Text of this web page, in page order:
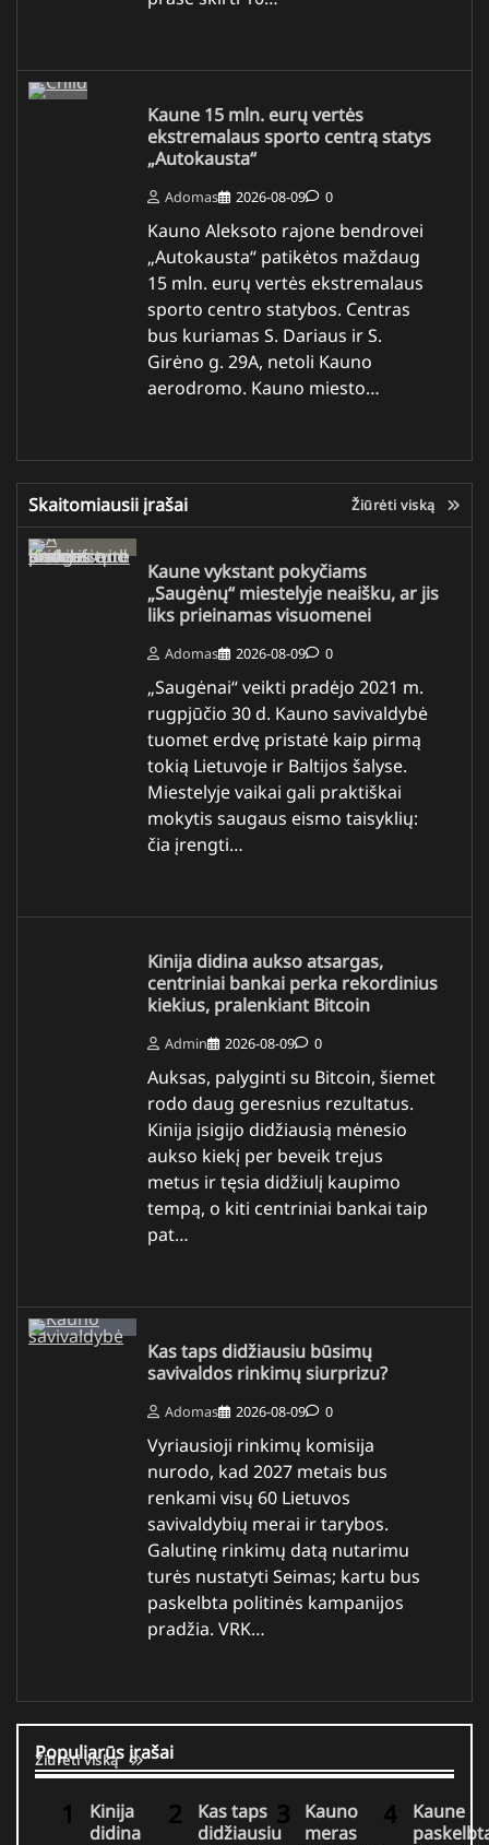
Kaune 15 mln. eurų vertės
ekstremalaus sporto centrą statys
„Autokausta“
Adomas 2026-08-09 0
Kauno Aleksoto rajone bendrovei
„Autokausta“ patikėtos maždaug
15 mln. eurų vertės ekstremalaus
sporto centro statybos. Centras
bus kuriamas S. Dariaus ir S.
Girėno g. 29A, netoli Kauno
aerodromo. Kauno miesto…
Skaitomiausii įrašai Žiūrėti viską
Kaune vykstant pokyčiams
„Saugėnų“ miestelyje neaišku, ar jis
liks prieinamas visuomenei
Adomas 2026-08-09 0
„Saugėnai“ veikti pradėjo 2021 m.
rugpjūčio 30 d. Kauno savivaldybė
tuomet erdvę pristatė kaip pirmą
tokią Lietuvoje ir Baltijos šalyse.
Miestelyje vaikai gali praktiškai
mokytis saugaus eismo taisyklių:
čia įrengti…
Kinija didina aukso atsargas,
centriniai bankai perka rekordinius
kiekius, pralenkiant Bitcoin
Admin 2026-08-09 0
Auksas, palyginti su Bitcoin, šiemet
rodo daug geresnius rezultatus.
Kinija įsigijo didžiausią mėnesio
aukso kiekį per beveik trejus
metus ir tęsia didžiulį kaupimo
tempą, o kiti centriniai bankai taip
pat…
Kas taps didžiausiu būsimų
savivaldos rinkimų siurprizu?
Adomas 2026-08-09 0
Vyriausioji rinkimų komisija
nurodo, kad 2027 metais bus
renkami visų 60 Lietuvos
savivaldybių merai ir tarybos.
Galutinę rinkimų datą nutarimu
turės nustatyti Seimas; kartu bus
paskelbta politinės kampanijos
pradžia. VRK…
Populiarūs įrašai
Žiūrėti viską
Kinija
didina
Kas taps
didžiausiu
Kauno
meras
Kaune